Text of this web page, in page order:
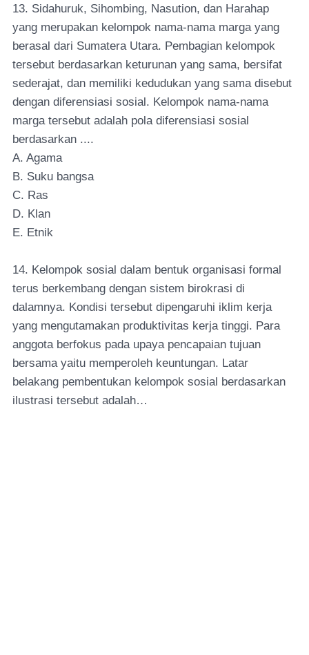
13. Sidahuruk, Sihombing, Nasution, dan Harahap
yang merupakan kelompok nama-nama marga yang
berasal dari Sumatera Utara. Pembagian kelompok
tersebut berdasarkan keturunan yang sama, bersifat
sederajat, dan memiliki kedudukan yang sama disebut
dengan diferensiasi sosial. Kelompok nama-nama
marga tersebut adalah pola diferensiasi sosial
berdasarkan ....
A. Agama
B. Suku bangsa
C. Ras
D. Klan
E. Etnik
14. Kelompok sosial dalam bentuk organisasi formal
terus berkembang dengan sistem birokrasi di
dalamnya. Kondisi tersebut dipengaruhi iklim kerja
yang mengutamakan produktivitas kerja tinggi. Para
anggota berfokus pada upaya pencapaian tujuan
bersama yaitu memperoleh keuntungan. Latar
belakang pembentukan kelompok sosial berdasarkan
ilustrasi tersebut adalah…